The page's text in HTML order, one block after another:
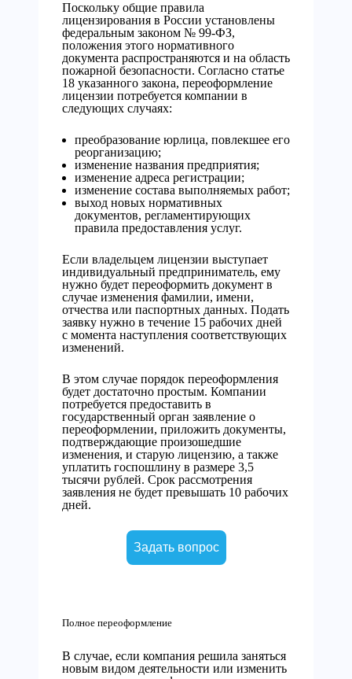
Поскольку общие правила
лицензирования в России установлены
федеральным законом № 99-ФЗ,
положения этого нормативного
документа распространяются и на область
пожарной безопасности. Согласно статье
18 указанного закона, переоформление
лицензии потребуется компании в
следующих случаях:
преобразование юрлица, повлекшее его
реорганизацию;
изменение названия предприятия;
изменение адреса регистрации;
изменение состава выполняемых работ;
выход новых нормативных
документов, регламентирующих
правила предоставления услуг.
Если владельцем лицензии выступает
индивидуальный предприниматель, ему
нужно будет переоформить документ в
случае изменения фамилии, имени,
отчества или паспортных данных. Подать
заявку нужно в течение 15 рабочих дней
с момента наступления соответствующих
изменений.
В этом случае порядок переоформления
будет достаточно простым. Компании
потребуется предоставить в
государственный орган заявление о
переоформлении, приложить документы,
подтверждающие произошедшие
изменения, и старую лицензию, а также
уплатить госпошлину в размере 3,5
тысячи рублей. Срок рассмотрения
заявления не будет превышать 10 рабочих
дней.
Задать вопрос
Полное переоформление
В случае, если компания решила заняться
новым видом деятельности или изменить